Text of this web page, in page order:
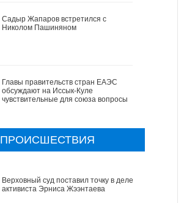
Садыр Жапаров встретился с
Николом Пашиняном
Главы правительств стран ЕАЭС
обсуждают на Иссык-Куле
чувствительные для союза вопросы
ПРОИСШЕСТВИЯ
Верховный суд поставил точку в деле
активиста Эрниса Жээнтаева